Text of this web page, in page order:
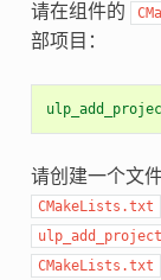
请在组件的
部项目：
请创建一个文
CMakeLists.txt
ulp_add_project
CMakeLists.txt